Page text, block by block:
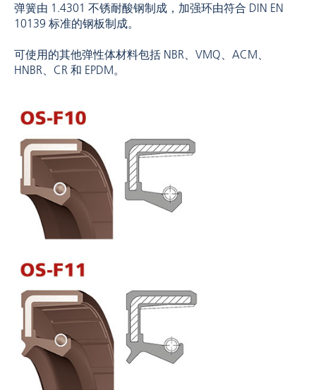
弹簧由 1.4301 不锈耐酸钢制成，加强环由符合 DIN EN
10139 标准的钢板制成。
可使用的其他弹性体材料包括 NBR、VMQ、ACM、
HNBR、CR 和 EPDM。